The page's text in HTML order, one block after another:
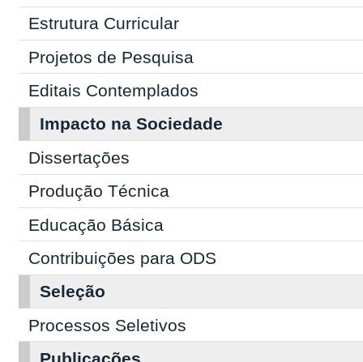
Estrutura Curricular
Projetos de Pesquisa
Editais Contemplados
Impacto na Sociedade
Dissertações
Produção Técnica
Educação Básica
Contribuições para ODS
Seleção
Processos Seletivos